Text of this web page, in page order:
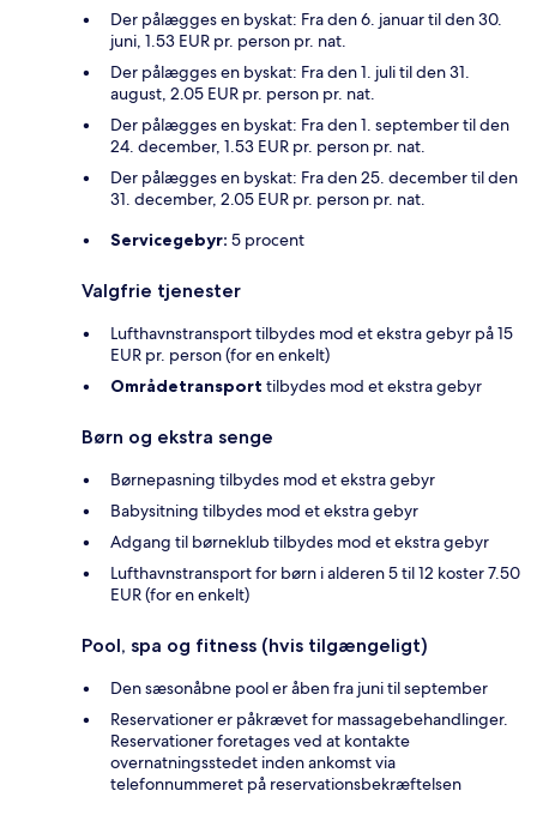
Der pålægges en byskat: Fra den 6. januar til den 30.
juni, 1.53 EUR pr. person pr. nat.
Der pålægges en byskat: Fra den 1. juli til den 31.
august, 2.05 EUR pr. person pr. nat.
Der pålægges en byskat: Fra den 1. september til den
24. december, 1.53 EUR pr. person pr. nat.
Der pålægges en byskat: Fra den 25. december til den
31. december, 2.05 EUR pr. person pr. nat.
Servicegebyr: 5 procent
Valgfrie tjenester
Lufthavnstransport tilbydes mod et ekstra gebyr på 15
EUR pr. person (for en enkelt)
Områdetransport tilbydes mod et ekstra gebyr
Børn og ekstra senge
Børnepasning tilbydes mod et ekstra gebyr
Babysitning tilbydes mod et ekstra gebyr
Adgang til børneklub tilbydes mod et ekstra gebyr
Lufthavnstransport for børn i alderen 5 til 12 koster 7.50
EUR (for en enkelt)
Pool, spa og fitness (hvis tilgængeligt)
Den sæsonåbne pool er åben fra juni til september
Reservationer er påkrævet for massagebehandlinger.
Reservationer foretages ved at kontakte
overnatningsstedet inden ankomst via
telefonnummeret på reservationsbekræftelsen